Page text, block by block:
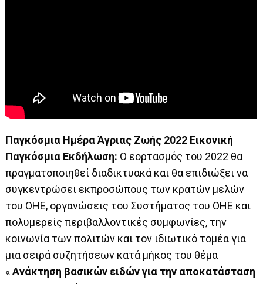
Παγκόσμια Ημέρα Άγριας Ζωής 2022 Εικονική
Παγκόσμια Εκδήλωση: Ο εορτασμός του 2022 θα
πραγματοποιηθεί διαδικτυακά και θα επιδιώξει να
συγκεντρώσει εκπροσώπους των κρατών μελών
του ΟΗΕ, οργανώσεις του Συστήματος του ΟΗΕ και
πολυμερείς περιβαλλοντικές συμφωνίες, την
κοινωνία των πολιτών και τον ιδιωτικό τομέα για
μια σειρά συζητήσεων κατά μήκος του θέμα
«Ανάκτηση βασικών ειδών για την αποκατάσταση